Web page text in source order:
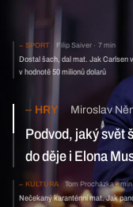
SPORT Filip Saiver 7 min
Dostal šach, dal mat. Jak Carlsen
v hodnotě 50 milionů dolarů
HRY Miroslav
Podvod, jaký svět
do děje i Elona
KULTURA Tom Procházka min
Nečekaný karanténní mat. Jak